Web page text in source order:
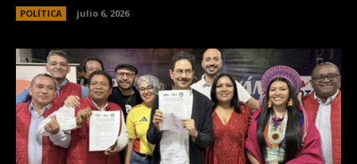
POLÍTICA julio 6, 2026